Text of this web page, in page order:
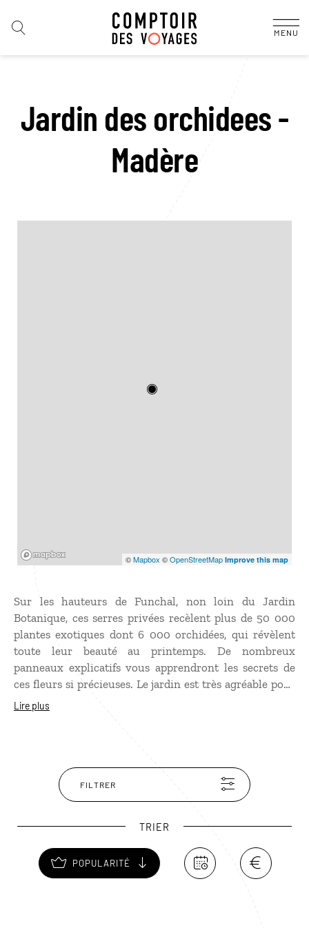
MENU
Jardin des orchidees -
Madère
©Mapbox ©OpenStreetMap Improve this map
Sur les hauteurs de Funchal, non loin du Jardin
Botanique, ces serres privées recèlent plus de 50 000
plantes exotiques dont 6 000 orchidées, qui révèlent
toute leur beauté au printemps. De nombreux
panneaux explicatifs vous apprendront les secrets de
ces fleurs si précieuses. Le jardin est très agréable pour
se balader et possède un joli bacon avec vue sur la baie.
Lire plus
FILTRER
TRIER
POPULARITÉ